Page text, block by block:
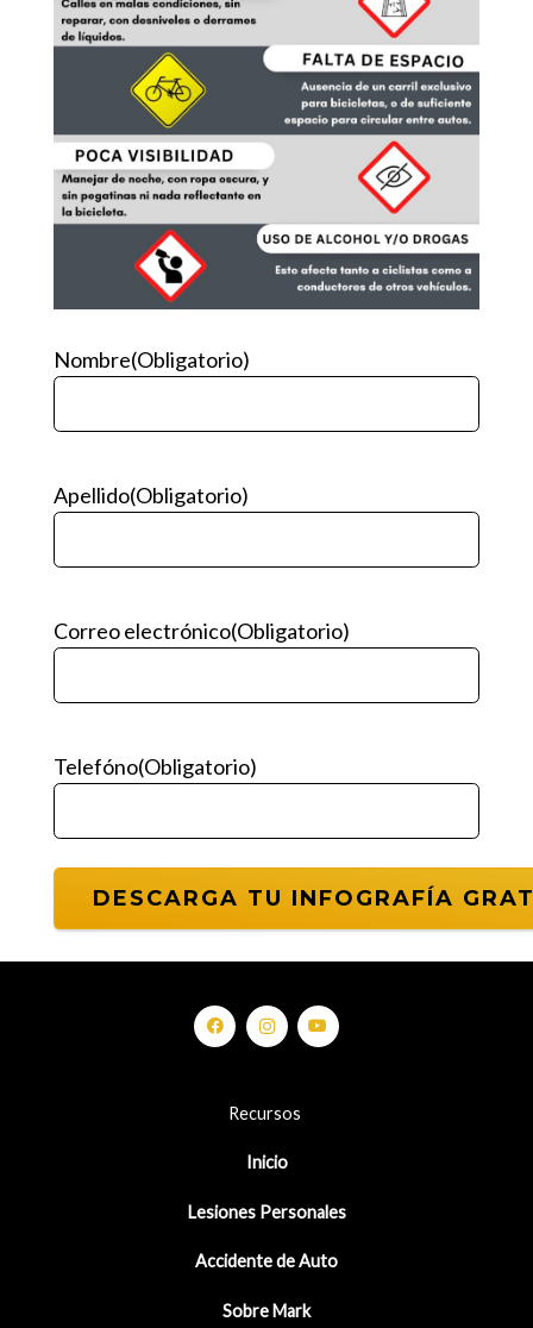
Nombre(Obligatorio)
Apellido(Obligatorio)
Correo electrónico(Obligatorio)
Telefóno(Obligatorio)
Recursos
Inicio
Lesiones Personales
Accidente de Auto
Sobre Mark